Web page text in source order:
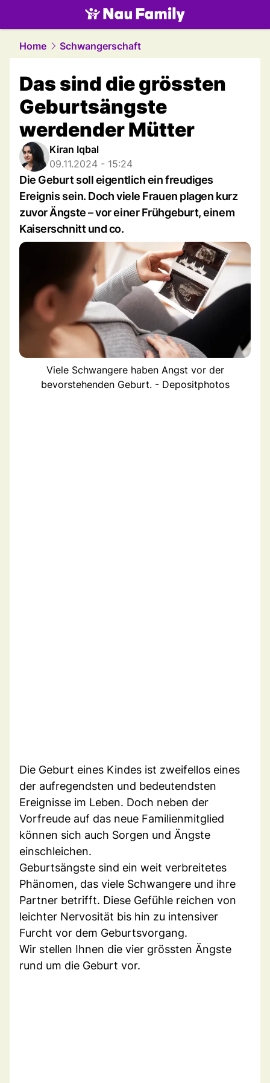
family.NAU.ch
Home Schwangerschaft
Das sind die grössten
Geburtsängste
werdender Mütter
Kiran Iqbal
09.11.2024 - 15:24
Die Geburt soll eigentlich ein freudiges
Ereignis sein. Doch viele Frauen plagen kurz
zuvor Ängste – vor einer Frühgeburt, einem
Kaiserschnitt und co.
Viele Schwangere haben Angst vor der
bevorstehenden Geburt. - Depositphotos
Die Geburt eines Kindes ist zweifellos eines
der aufregendsten und bedeutendsten
Ereignisse im Leben. Doch neben der
Vorfreude auf das neue Familienmitglied
können sich auch Sorgen und Ängste
einschleichen.
Geburtsängste sind ein weit verbreitetes
Phänomen, das viele Schwangere und ihre
Partner betrifft. Diese Gefühle reichen von
leichter Nervosität bis hin zu intensiver
Furcht vor dem Geburtsvorgang.
Wir stellen Ihnen die vier grössten Ängste
rund um die Geburt vor.